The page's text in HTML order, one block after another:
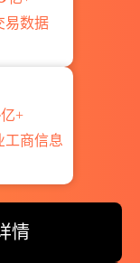
易数据
亿+
工商信息
情